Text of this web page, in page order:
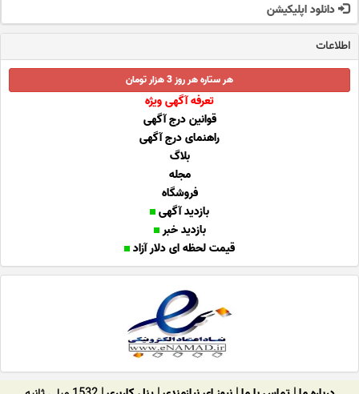
دانلود اپلیکیشن
اطلاعات
هر ستاره هر روز 3 هزار تومان
تعرفه آگهی ویژه
قوانین درج آگهی
راهنمای درج آگهی
بلاگ
مجله
فروشگاه
بازدید آگهی
بازدید خبر
قیمت لحظه ای دلار آزاد